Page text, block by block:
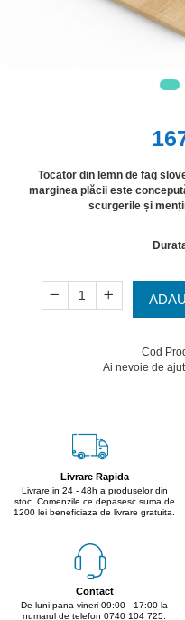
Tocator din lemn de fag
marginea plăcii este
scurgerile și
Cod
Ai nevoie de
Livrare Rapida
Livrare in 24 - 48h a produselor din
stoc. Comenzile ce depasesc suma de
1200 lei beneficiaza de livrare gratuita.
Contact
De luni pana vineri 09:00 - 17:00 la
numarul de telefon 0740 104 725.